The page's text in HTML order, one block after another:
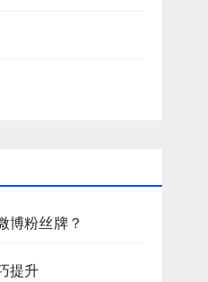
博粉丝牌？
提升